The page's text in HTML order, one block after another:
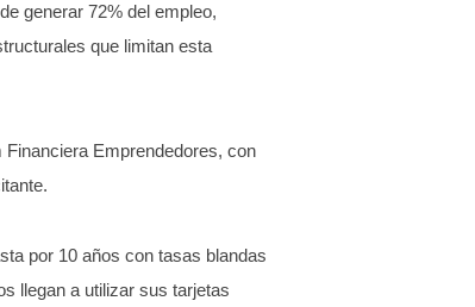
generar 72% del empleo,
que limitan esta
Emprendedores, con
por 10 años con tasas blandas
llegan a utilizar sus tarjetas